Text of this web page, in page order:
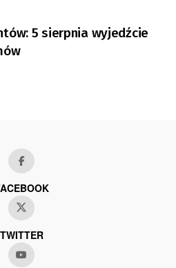
5 sierpnia wyjedźcie
TWITTER